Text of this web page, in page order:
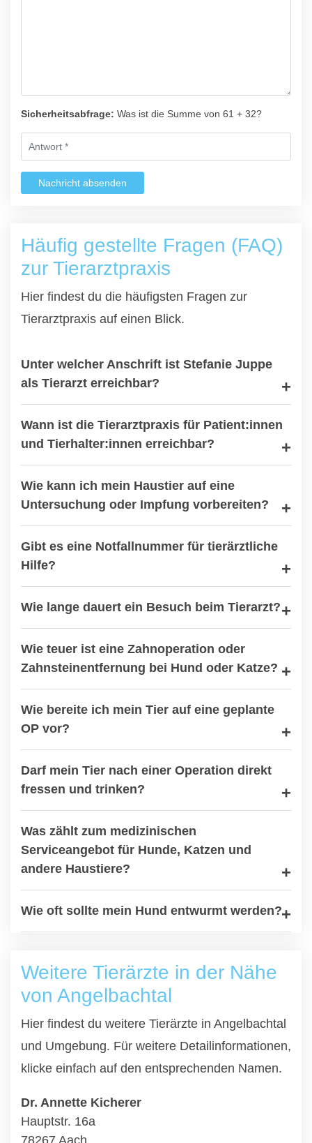
Sicherheitsabfrage: Was ist die Summe von 61 + 32?
Nachricht absenden
Häufig gestellte Fragen (FAQ)
zur Tierarztpraxis
Hier findest du die häufigsten Fragen zur
Tierarztpraxis auf einen Blick.
Unter welcher Anschrift ist Stefanie Juppe
als Tierarzt erreichbar?
Wann ist die Tierarztpraxis für Patient:innen
und Tierhalter:innen erreichbar?
Wie kann ich mein Haustier auf eine
Untersuchung oder Impfung vorbereiten?
Gibt es eine Notfallnummer für tierärztliche
Hilfe?
Wie lange dauert ein Besuch beim Tierarzt?
Wie teuer ist eine Zahnoperation oder
Zahnsteinentfernung bei Hund oder Katze?
Wie bereite ich mein Tier auf eine geplante
OP vor?
Darf mein Tier nach einer Operation direkt
fressen und trinken?
Was zählt zum medizinischen
Serviceangebot für Hunde, Katzen und
andere Haustiere?
Wie oft sollte mein Hund entwurmt werden?
Weitere Tierärzte in der Nähe
von Angelbachtal
Hier findest du weitere Tierärzte in Angelbachtal
und Umgebung. Für weitere Detailinformationen,
klicke einfach auf den entsprechenden Namen.
Dr. Annette Kicherer
Hauptstr. 16a
78267 Aach